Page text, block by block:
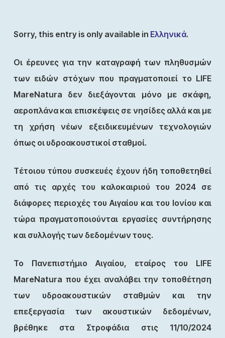
Sorry, this entry is only available in Ελληνικά.
Οι έρευνες για την καταγραφή των πληθυσμών
των ειδών στόχων που πραγματοποιεί το LIFE
MareNatura δεν διεξάγονται μόνο με σκάφη,
αεροπλάνα και επισκέψεις σε νησίδες αλλά και με
τη χρήση νέων εξειδικευμένων τεχνολογιών
όπως οι υδροακουστικοί σταθμοί.
Τέτοιου τύπου συσκευές έχουν ήδη τοποθετηθεί
από τις αρχές του καλοκαιριού του 2024 σε
διάφορες περιοχές του Αιγαίου και του Ιονίου και
τώρα πραγματοποιούνται εργασίες συντήρησης
και συλλογής των δεδομένων τους.
Το Πανεπιστήμιο Αιγαίου, εταίρος του LIFE
MareNatura που έχει αναλάβει την τοποθέτηση
των υδροακουστικών σταθμών και την
επεξεργασία των ακουστικών δεδομένων,
βρέθηκε στα Στροφάδια στις 11/10/2024